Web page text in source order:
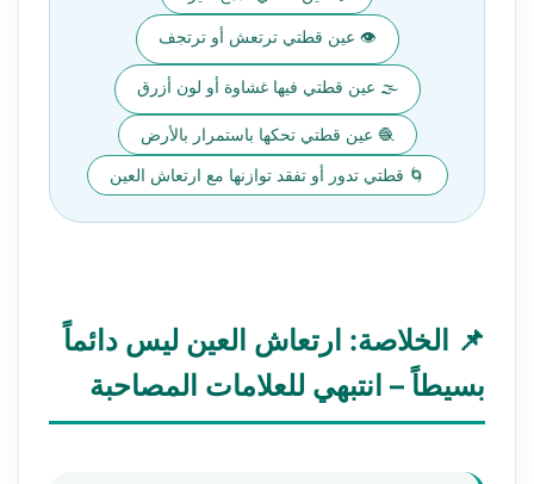
👁️ عين قطتي ترتعش أو ترتجف
🌫️ عين قطتي فيها غشاوة أو لون أزرق
🧶 عين قطتي تحكها باستمرار بالأرض
🌀 قطتي تدور أو تفقد توازنها مع ارتعاش العين
📌 الخلاصة: ارتعاش العين ليس دائماً
بسيطاً – انتبهي للعلامات المصاحبة